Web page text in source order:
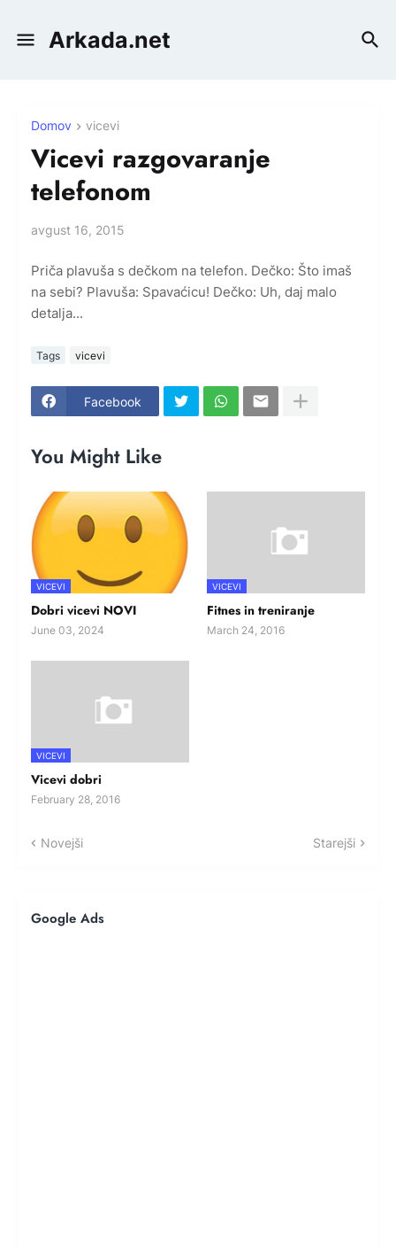
Arkada.net
Domov vicevi
Vicevi razgovaranje
telefonom
avgust 16, 2015
Priča plavuša s dečkom na telefon. Dečko: Što imaš
na sebi? Plavuša: Spavaćicu! Dečko: Uh, daj malo
detalja...
Tags vicevi
Facebook
You Might Like
VICEVI
Dobri vicevi NOVI
June 03, 2024
VICEVI
Fitnes in treniranje
March 24, 2016
VICEVI
Vicevi dobri
February 28, 2016
Novejši Starejši
Google Ads